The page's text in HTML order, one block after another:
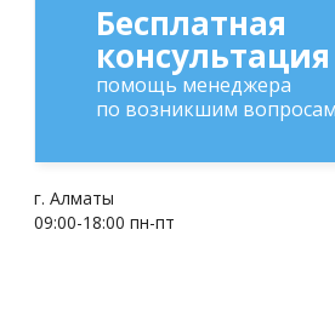
Бесплатная
консультация
помощь менеджера
по возникшим вопросам
г. Алматы
09:00-18:00 пн-пт